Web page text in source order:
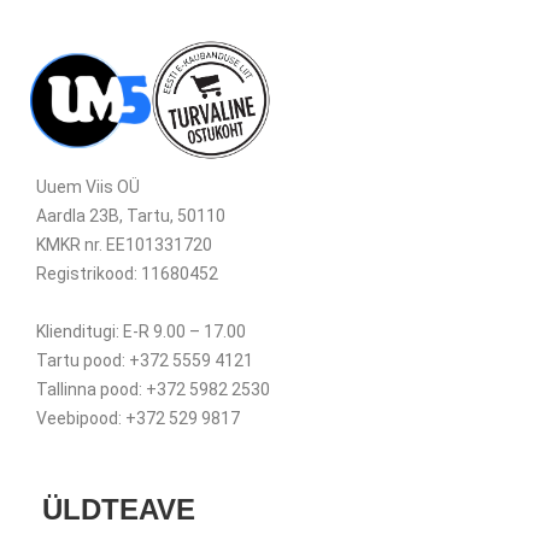
Uuem Viis OÜ
Aardla 23B, Tartu, 50110
KMKR nr. EE101331720
Registrikood: 11680452
Klienditugi: E-R 9.00 – 17.00
Tartu pood: +372 5559 4121
Tallinna pood: +372 5982 2530
Veebipood: +372 529 9817
ÜLDTEAVE